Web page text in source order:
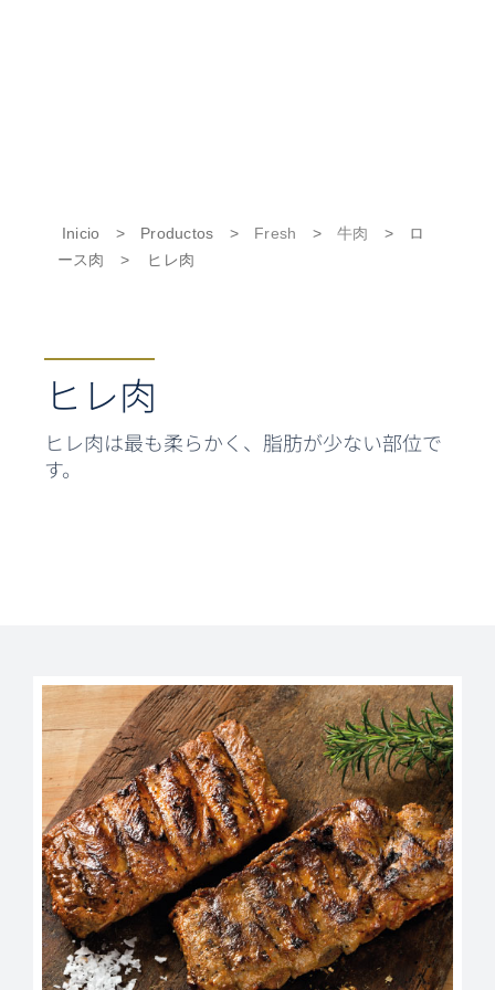
Inicio > Productos > Fresh > 牛肉 >
ロ
ース肉
> ヒレ肉
ヒレ肉
ヒレ肉は最も柔らかく、脂肪が少ない部位で
す。